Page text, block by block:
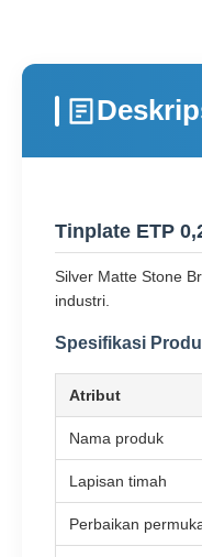
Tinplate ETP
Silver Matte Stone
industri.
Spesifikasi
Atribut
Nama produk
Lapisan timah
Perbaikan